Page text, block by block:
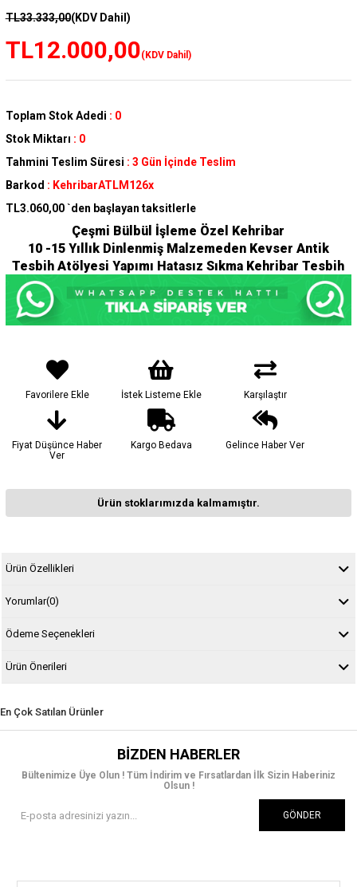
TL33.333,00(KDV Dahil)
TL12.000,00(KDV Dahil)
Toplam Stok Adedi : 0
Stok Miktarı : 0
Tahmini Teslim Süresi : 3 Gün İçinde Teslim
Barkod : KehribarATLM126x
TL3.060,00 `den başlayan taksitlerle
Çeşmi Bülbül İşleme Özel Kehribar
10 -15 Yıllık Dinlenmiş Malzemeden Kevser Antik
Tesbih Atölyesi Yapımı Hatasız Sıkma Kehribar Tesbih
Favorilere Ekle İstek Listeme Ekle Karşılaştır
Fiyat Düşünce Haber
Ver
Kargo Bedava Gelince Haber Ver
Ürün stoklarımızda kalmamıştır.
Ürün Özellikleri
Yorumlar(0)
Ödeme Seçenekleri
Ürün Önerileri
En Çok Satılan Ürünler
BIZDEN HABERLER
Bültenimize Üye Olun ! Tüm İndirim ve Fırsatlardan İlk Sizin Haberiniz
Olsun !
GÖNDER